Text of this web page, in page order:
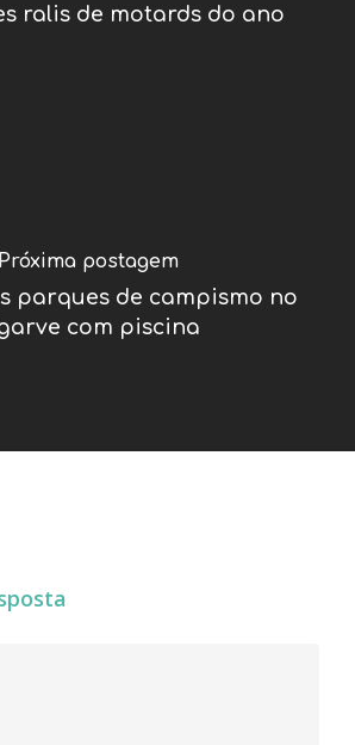
ralis de motards do ano
Próxima postagem
parques de campismo no
com piscina